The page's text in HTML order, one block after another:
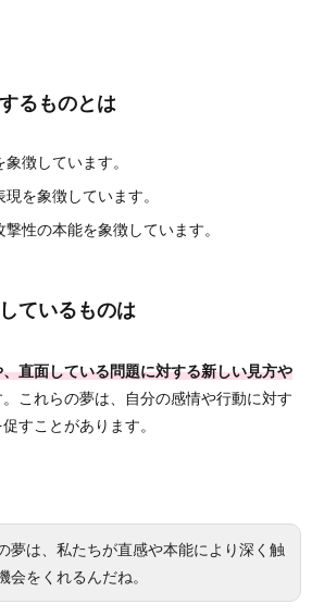
るものとは
徴しています。
を象徴しています。
性の本能を象徴しています。
ているものは
直面している問題に対する新しい見方や
これらの夢は、自分の感情や行動に対す
すことがあります。
夢は、私たちが直感や本能により深く触
会をくれるんだね。